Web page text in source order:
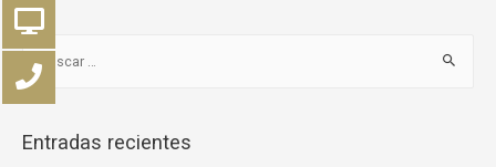
Entradas recientes